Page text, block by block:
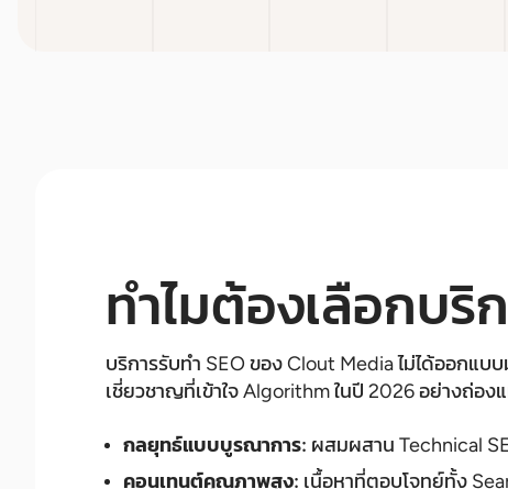
ทำไมต้องเลือกบริ
บริการรับทำ SEO ของ Clout Media ไม่ได้ออกแ
เชี่ยวชาญที่เข้าใจ Algorithm ในปี 2026 อย่างถ่อง
กลยุทธ์แบบบูรณาการ: ผสมผสาน Technical
คอนเทนต์คุณภาพสูง: เนื้อหาที่ตอบโจทย์ทั้ง